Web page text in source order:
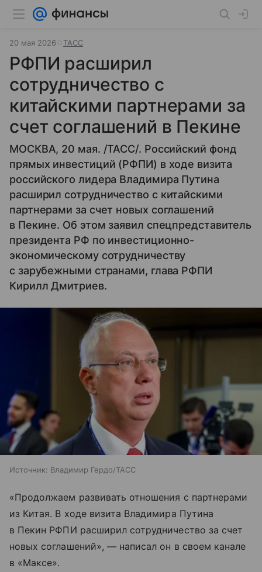
20 мая 2026 ТАСС
РФПИ расширил
сотрудничество с
китайскими партнерами за
счет соглашений в Пекине
МОСКВА, 20 мая. /ТАСС/. Российский фонд
прямых инвестиций (РФПИ) в ходе визита
российского лидера Владимира Путина
расширил сотрудничество с китайскими
партнерами за счет новых соглашений
в Пекине. Об этом заявил спецпредставитель
президента РФ по инвестиционно-
экономическому сотрудничеству
с зарубежными странами, глава РФПИ
Кирилл Дмитриев.
Источник: Владимир Гердо/ТАСС
«Продолжаем развивать отношения с партнерами
из Китая. В ходе визита Владимира Путина
в Пекин РФПИ расширил сотрудничество за счет
новых соглашений», — написал он в своем канале
в «Максе».